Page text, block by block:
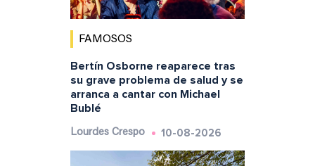
FAMOSOS
Bertín Osborne reaparece tras
su grave problema de salud y se
arranca a cantar con Michael
Bublé
Lourdes Crespo 10-08-2026